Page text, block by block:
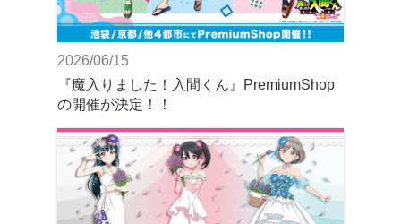
2026/06/15
『魔入りました！入間くん』PremiumShop
の開催が決定！！